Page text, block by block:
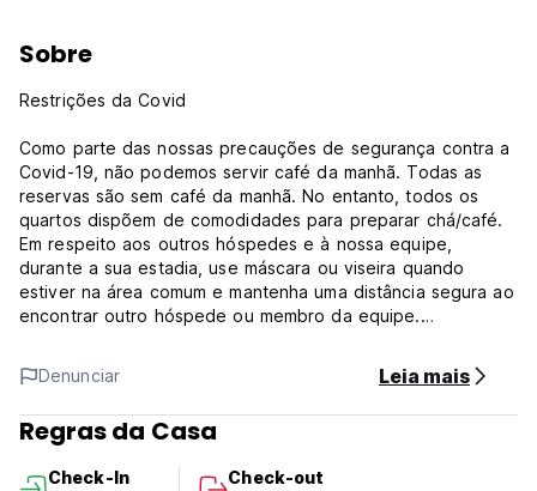
Sobre
Restrições da Covid
Como parte das nossas precauções de segurança contra a
Covid-19, não podemos servir café da manhã. Todas as
reservas são sem café da manhã. No entanto, todos os
quartos dispõem de comodidades para preparar chá/café.
Em respeito aos outros hóspedes e à nossa equipe,
durante a sua estadia, use máscara ou viseira quando
estiver na área comum e mantenha uma distância segura ao
encontrar outro hóspede ou membro da equipe.
Descrição da Propriedade
A maioria dos nossos visitantes comenta primeiro sobre a
nossa localização perfeita, pois ficam surpresos com a
de trem para a Estação Ferroviária King's Cross ou para a
Denunciar Leia mais
Regras da Casa
Check-In
Check-out